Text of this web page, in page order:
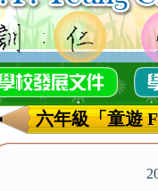
六年級「童遊